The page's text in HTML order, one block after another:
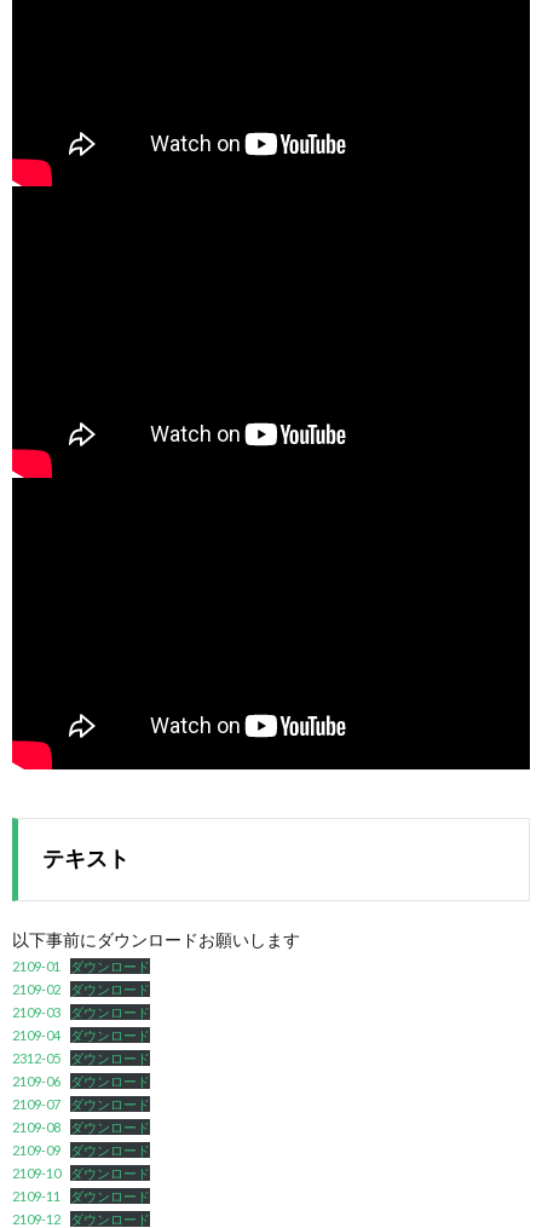
テキスト
以下事前にダウンロードお願いします
2109-01
ダウンロード
2109-02
ダウンロード
2109-03
ダウンロード
2109-04
ダウンロード
2312-05
ダウンロード
2109-06
ダウンロード
2109-07
ダウンロード
2109-08
ダウンロード
2109-09
ダウンロード
2109-10
ダウンロード
2109-11
ダウンロード
2109-12
ダウンロード